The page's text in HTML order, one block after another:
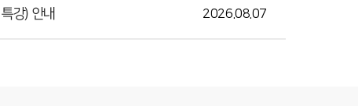
강) 안내 2026.08.07